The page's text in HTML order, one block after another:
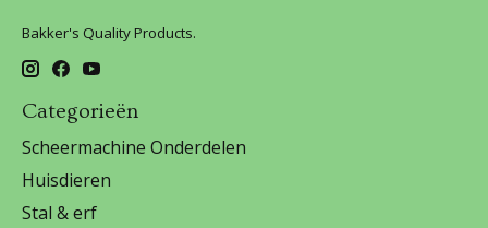
Bakker's Quality Products.
Categorieën
Scheermachine Onderdelen
Huisdieren
Stal & erf